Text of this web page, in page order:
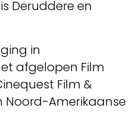
Deruddere en
in
afgelopen Film
Film &
Noord-Amerikaanse